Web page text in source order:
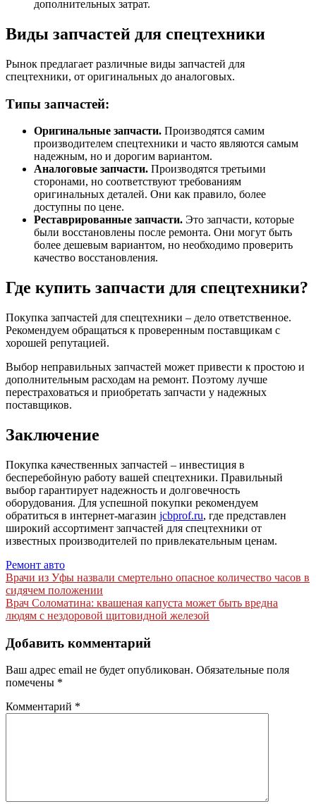
дополнительных затрат.
Виды запчастей для спецтехники
Рынок предлагает различные виды запчастей для
спецтехники, от оригинальных до аналоговых.
Типы запчастей:
Оригинальные запчасти. Производятся самим
производителем спецтехники и часто являются самым
надежным, но и дорогим вариантом.
Аналоговые запчасти. Производятся третьими
сторонами, но соответствуют требованиям
оригинальных деталей. Они как правило, более
доступны по цене.
Реставрированные запчасти. Это запчасти, которые
были восстановлены после ремонта. Они могут быть
более дешевым вариантом, но необходимо проверить
качество восстановления.
Где купить запчасти для спецтехники?
Покупка запчастей для спецтехники – дело ответственное.
Рекомендуем обращаться к проверенным поставщикам с
хорошей репутацией.
Выбор неправильных запчастей может привести к простою и
дополнительным расходам на ремонт. Поэтому лучше
перестраховаться и приобретать запчасти у надежных
поставщиков.
Заключение
Покупка качественных запчастей – инвестиция в
бесперебойную работу вашей спецтехники. Правильный
выбор гарантирует надежность и долговечность
оборудования. Для успешной покупки рекомендуем
обратиться в интернет-магазин jcbprof.ru, где представлен
широкий ассортимент запчастей для спецтехники от
известных производителей по привлекательным ценам.
Ремонт авто
Навигация
по
записям
Врачи из Уфы назвали смертельно опасное количество часов в
сидячем положении
Врач Соломатина: квашеная капуста может быть вредна
людям с нездоровой щитовидной железой
Добавить комментарий
Ваш адрес email не будет опубликован. Обязательные поля
помечены *
Комментарий *